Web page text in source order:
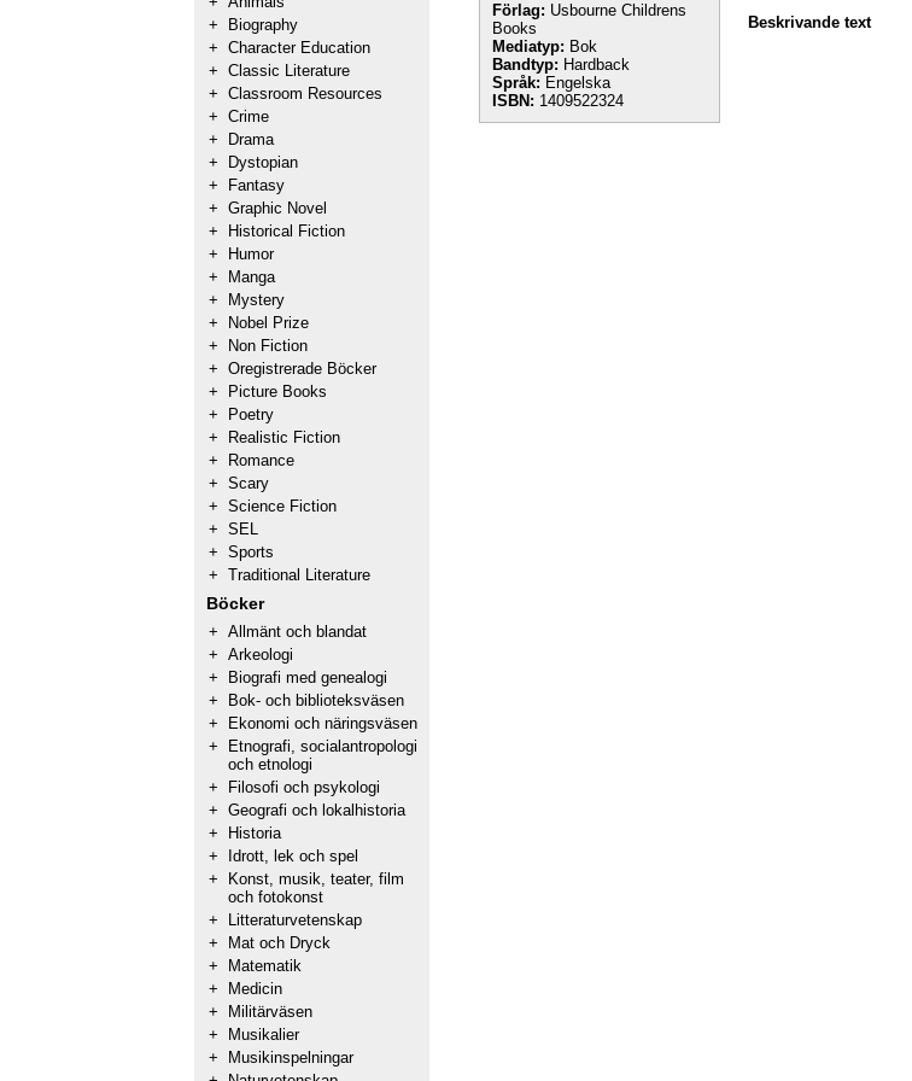
+
Biography
+ Character Education
+ Classic Literature
+ Classroom Resources
+ Crime
+
Drama
+
Dystopian
+
Fantasy
+ Graphic Novel
+
Historical Fiction
+
Humor
+
Manga
+
Mystery
+
Nobel Prize
+
Non Fiction
+ Oregistrerade Böcker
+
Picture Books
+
Poetry
+
Realistic Fiction
+
Romance
+ Scary
+ Science Fiction
+ SEL
+ Sports
+ Traditional Literature
Böcker
+ Allmänt och blandat
+ Arkeologi
+
Biografi med genealogi
+
Bok- och biblioteksväsen
+
Ekonomi och näringsväsen
+
Etnografi, socialantropologi
och etnologi
+
Filosofi och psykologi
+ Geografi och lokalhistoria
+
Historia
+
Idrott, lek och spel
+
Konst, musik, teater, film
och fotokonst
+
Litteraturvetenskap
+
Mat och Dryck
+
Matematik
+
Medicin
+
Militärväsen
+
Musikalier
+
Musikinspelningar
Förlag: Usbourne Childrens
Books
Mediatyp: Bok
Bandtyp: Hardback
Språk: Engelska
ISBN: 1409522324
Beskrivande text